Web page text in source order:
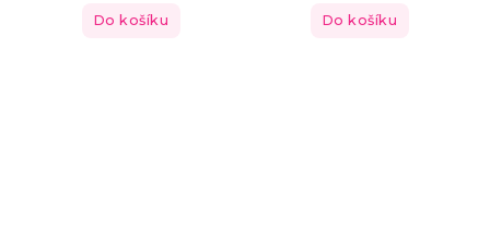
Do košíku Do košíku